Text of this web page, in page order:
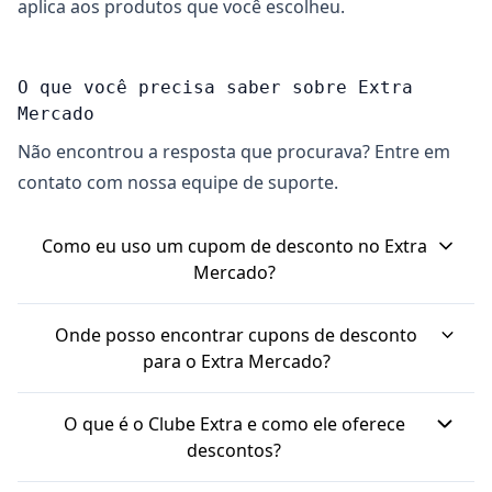
aplica aos produtos que você escolheu.
O que você precisa saber sobre Extra
Mercado
Não encontrou a resposta que procurava? Entre em
contato com nossa equipe de suporte.
Como eu uso um cupom de desconto no Extra
Mercado?
Para usar seu cupom de desconto no Extra
Mercado, primeiro você escolhe os produtos e
coloca no carrinho de compras. Na página do
carrinho, você vai encontrar um campo para
inserir o código do cupom. É só colar o código ali
e confirmar para o desconto ser aplicado ao seu
Onde posso encontrar cupons de desconto
para o Extra Mercado?
Você pode encontrar cupons de desconto direto
no site ou aplicativo do Extra Mercado. Além disso,
plataformas de cupons parceiras costumam listar
O que é o Clube Extra e como ele oferece
descontos?